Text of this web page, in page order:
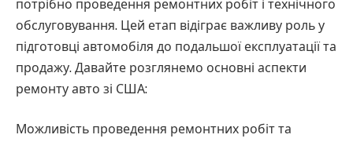
потрібно проведення ремонтних робіт і технічного
обслуговування. Цей етап відіграє важливу роль у
підготовці автомобіля до подальшої експлуатації та
продажу. Давайте розглянемо основні аспекти
ремонту авто зі США:
Можливість проведення ремонтних робіт та